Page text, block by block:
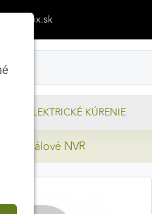
ELEKTRICKÉ KÚRENIE
kanálové NVR